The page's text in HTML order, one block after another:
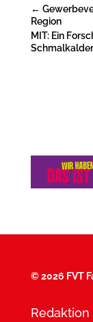
←
Region
MIT: Ein
©2026 FVT